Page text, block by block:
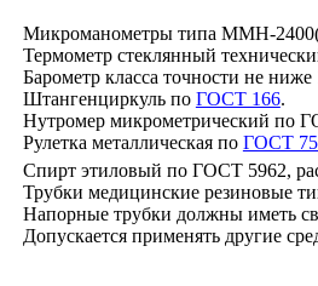
Микроманометры типа ММН-
Термометр стеклянный
Барометр класса точности не ниже
Штангенциркуль по ГОСТ 166.
Нутромер микрометрический по
Рулетка металлическая по ГОСТ
Спирт этиловый по ГОСТ 5962,
Трубки медицинские резиновые
Напорные трубки должны иметь
Допускается применять другие